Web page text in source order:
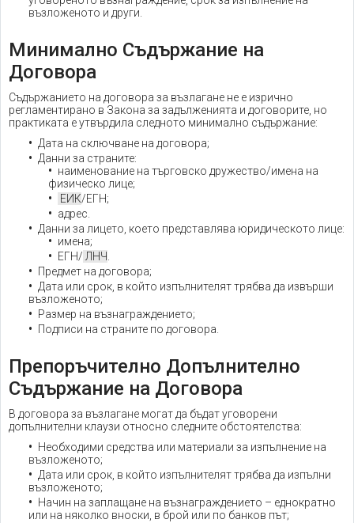
възложеното и други.
Минимално Съдържание на
Договора
Съдържанието на договора за възлагане не е изрично
регламентирано в Закона за задълженията и договорите, но
практиката е утвърдила следното минимално съдържание:
Дата на сключване на договора;
Данни за страните:
наименование на търговско дружество/имена на
физическо лице;
ЕИК/ЕГН;
адрес.
Данни за лицето, което представлява юридическото лице:
имена;
ЕГН/ЛНЧ.
Предмет на договора;
Дата или срок, в който изпълнителят трябва да извърши
възложеното;
Размер на възнаграждението;
Подписи на страните по договора.
Препоръчително Допълнително
Съдържание на Договора
В договора за възлагане могат да бъдат уговорени
допълнителни клаузи относно следните обстоятелства:
Необходими средства или материали за изпълнение на
възложеното;
Дата или срок, в който изпълнителят трябва да изпълни
възложеното;
Начин на заплащане на възнаграждението – еднократно
или на няколко вноски, в брой или по банков път;